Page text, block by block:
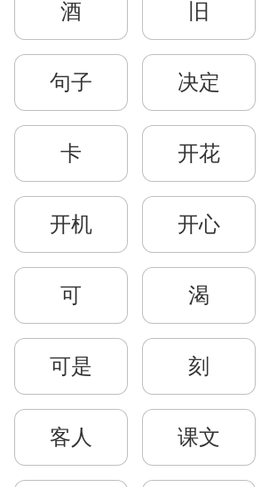
酒 旧
句子 决定
卡 开花
开机 开心
可 渴
可是 刻
客人 课文